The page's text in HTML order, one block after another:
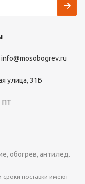
info@mosobogrev.ru
улица, 31Б
ПТ
обогрев, антилед.
сроки поставки имеют